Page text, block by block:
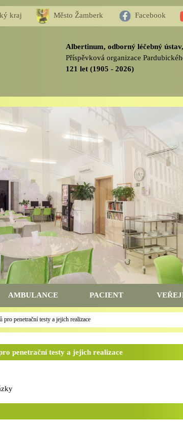
kraj Město Žamberk Facebook
Albertinum, odborný léčebný
Příspěvková organizace
121 let (1905 - 2026)
AMBULANCE PACIENT
pro penetrační testy a jejich realizace
penetrační testy a jejich realizace